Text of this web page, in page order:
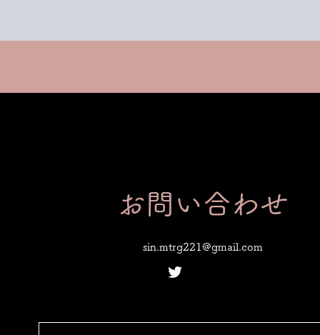
お問い合わせ
sin.mtrg221@gmail.com